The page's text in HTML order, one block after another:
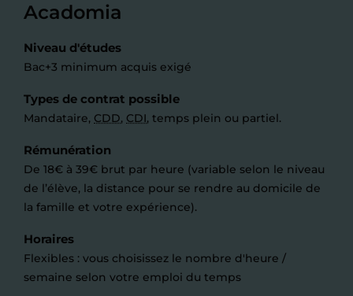
Acadomia
Niveau d'études
Bac+3 minimum acquis exigé
Types de contrat possible
Mandataire, CDD, CDI, temps plein ou partiel.
Rémunération
De 18€ à 39€ brut par heure (variable selon le niveau
de l’élève, la distance pour se rendre au domicile de
la famille et votre expérience).
Horaires
Flexibles : vous choisissez le nombre d'heure /
semaine selon votre emploi du temps